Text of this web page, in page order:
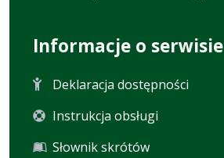
Informacje o serwisie
Deklaracja dostępności
Instrukcja obsługi
Słownik skrótów